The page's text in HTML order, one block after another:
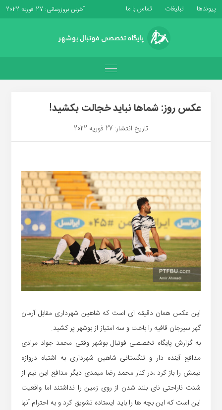
پیوندها تبلیغات تماس با ما آخرین بروزرسانی: 27 فوریه 2022
عکس روز: شماها نباید خجالت بکشید!
تاریخ انتشار: 27 فوریه 2022
این عکس همان دقیقه ای است که شاهین شهرداری مقابل آرمان
گهر سیرجان قافیه را باخت و سه امتیاز از بوشهر پر کشید.
به گزارش پایگاه تخصصی فوتبال بوشهر وقتی محمد جواد مرادی
مدافع آینده دار و تنگستانی شاهین شهرداری به اشتباه دروازه
تیمش را باز کرد ،در کنار محمد رضا میمدی دیگر مدافع این تیم از
شدت ناراحتی نای بلند شدن از روی زمین را نداشتند اما واقعیت
این است که این بچه ها را باید ایستاده تشویق کرد و به احترام آنها